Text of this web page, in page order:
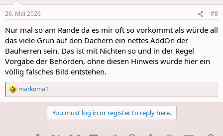
n
s
26. Mai 2026 #8
Nur mal so am Rande da es mir oft so vorkommt als würde all
das viele Grün auf den Dächern ein nettes AddOn der
Bauherren sein. Das ist mit Nichten so und in der Regel
Vorgabe der Behörden, ohne diesen Hinweis würde hier ein
völlig falsches Bild entstehen.
R
e
markoma1
You must log in or register to reply here.